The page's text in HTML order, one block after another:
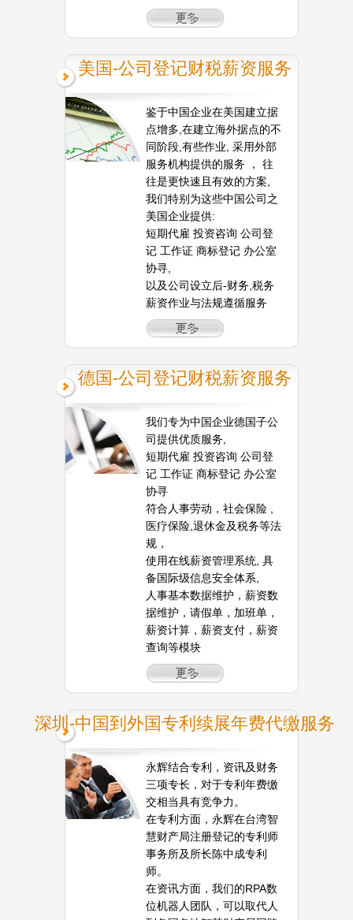
美国-公司登记财税薪资服务
鉴于中国企业在美国建立据
点增多,在建立海外据点的不
同阶段,有些作业, 采用外部
服务机构提供的服务 ， 往
往是更快速且有效的方案,
我们特别为这些中国公司之
美国企业提供:
短期代雇 投资咨询 公司登
记 工作证 商标登记 办公室
协寻,
以及公司设立后-财务,税务
薪资作业与法规遵循服务
德国-公司登记财税薪资服务
我们专为中国企业德国子公
司提供优质服务,
短期代雇 投资咨询 公司登
记 工作证 商标登记 办公室
协寻
符合人事劳动，社会保险 ,
医疗保险,退休金及税务等法
规，
使用在线薪资管理系统, 具
备国际级信息安全体系,
人事基本数据维护，薪资数
据维护，请假单，加班单，
薪资计算，薪资支付，薪资
查询等模块
深圳-中国到外国专利续展年费代缴服务
永辉结合专利，资讯及财务
三项专长，对于专利年费缴
交相当具有竞争力。
在专利方面，永辉在台湾智
慧财产局注册登记的专利师
事务所及所长陈中成专利
师。
在资讯方面，我们的RPA数
位机器人团队，可以取代人